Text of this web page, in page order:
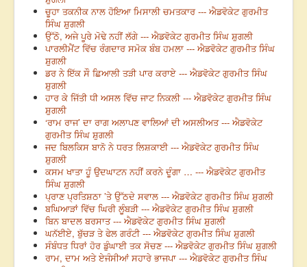
ਚੂਹਾ ਤਕਨੀਕ ਨਾਲ ਹੋਇਆ ਮਿਸਾਲੀ ਚਮਤਕਾਰ --- ਐਡਵੋਕੇਟ ਗੁਰਮੀਤ
ਸਿੰਘ ਸ਼ੁਗਲੀ
ਉੱਠੋ, ਅਜੇ ਪੂਰੇ ਮੋਢੇ ਨਹੀਂ ਲੱਗੇ --- ਐਡਵੋਕੇਟ ਗੁਰਮੀਤ ਸਿੰਘ ਸ਼ੁਗਲੀ
ਪਾਰਲੀਮੈਂਟ ਵਿੱਚ ਰੰਗਦਾਰ ਸਮੋਕ ਬੰਬ ਹਮਲਾ --- ਐਡਵੋਕੇਟ ਗੁਰਮੀਤ ਸਿੰਘ
ਸ਼ੁਗਲੀ
ਡਰ ਨੇ ਇੱਕ ਸੌ ਛਿਆਲੀ ਤੜੀ ਪਾਰ ਕਰਾਏ --- ਐਡਵੋਕੇਟ ਗੁਰਮੀਤ ਸਿੰਘ
ਸ਼ੁਗਲੀ
ਹਾਰ ਕੇ ਜਿੱਤੀ ਧੀ ਅਸਲ ਵਿੱਚ ਜਾਟ ਨਿਕਲੀ --- ਐਡਵੋਕੇਟ ਗੁਰਮੀਤ ਸਿੰਘ
ਸ਼ੁਗਲੀ
‘ਰਾਮ ਰਾਜ’ ਦਾ ਰਾਗ ਅਲਾਪਣ ਵਾਲਿਆਂ ਦੀ ਅਸਲੀਅਤ --- ਐਡਵੋਕੇਟ
ਗੁਰਮੀਤ ਸਿੰਘ ਸ਼ੁਗਲੀ
ਜਦ ਬਿਲਕਿਸ ਬਾਨੋ ਨੇ ਧਰਤ ਲਿਸ਼ਕਾਈ --- ਐਡਵੋਕੇਟ ਗੁਰਮੀਤ ਸਿੰਘ
ਸ਼ੁਗਲੀ
ਕਸਮ ਖਾਤਾ ਹੂੰ ਉਦਘਾਟਨ ਨਹੀਂ ਕਰਨੇ ਦੂੰਗਾ … --- ਐਡਵੋਕੇਟ ਗੁਰਮੀਤ
ਸਿੰਘ ਸ਼ੁਗਲੀ
ਪ੍ਰਾਣ ਪ੍ਰਤਿਸ਼ਠਾ ’ਤੇ ਉੱਠਦੇ ਸਵਾਲ --- ਐਡਵੋਕੇਟ ਗੁਰਮੀਤ ਸਿੰਘ ਸ਼ੁਗਲੀ
ਬਘਿਆੜਾਂ ਵਿੱਚ ਘਿਰੀ ਲੂੰਬੜੀ --- ਐਡਵੋਕੇਟ ਗੁਰਮੀਤ ਸਿੰਘ ਸ਼ੁਗਲੀ
ਬਿਨ ਬਾਦਲ ਬਰਸਾਤ --- ਐਡਵੋਕੇਟ ਗੁਰਮੀਤ ਸਿੰਘ ਸ਼ੁਗਲੀ
ਘਨੱਈਏ, ਬੁੱਚੜ ਤੇ ਫੇਲ ਗਰੰਟੀ --- ਐਡਵੋਕੇਟ ਗੁਰਮੀਤ ਸਿੰਘ ਸ਼ੁਗਲੀ
ਸੰਬੰਧਤ ਧਿਰਾਂ ਹੋਰ ਡੁੰਘਾਈ ਤਕ ਸੋਚਣ --- ਐਡਵੋਕੇਟ ਗੁਰਮੀਤ ਸਿੰਘ ਸ਼ੁਗਲੀ
ਰਾਮ, ਦਾਮ ਅਤੇ ਏਜੰਸੀਆਂ ਸਹਾਰੇ ਭਾਜਪਾ --- ਐਡਵੋਕੇਟ ਗੁਰਮੀਤ ਸਿੰਘ